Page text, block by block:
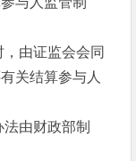
由证监会会同
关结算参与人
由财政部制